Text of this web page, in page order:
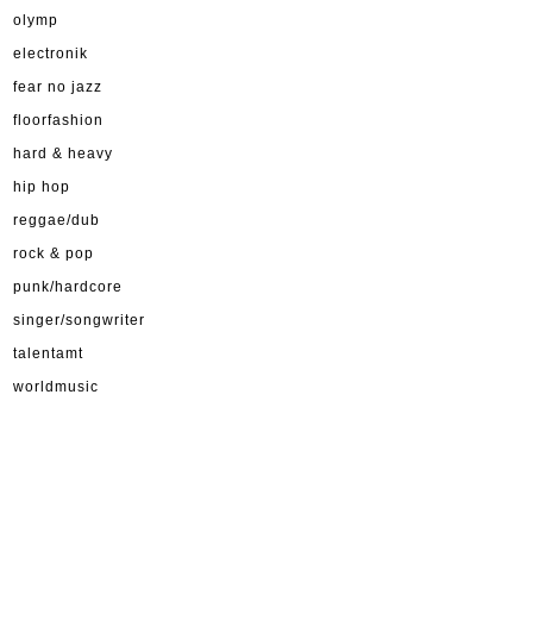
olymp
electronik
fear no jazz
floorfashion
hard & heavy
hip hop
reggae/dub
rock & pop
punk/hardcore
singer/songwriter
talentamt
worldmusic